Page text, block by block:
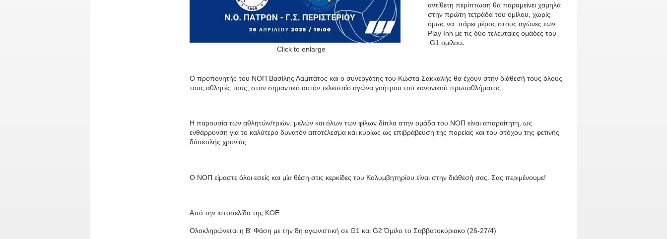
Click to enlarge
αντίθετη περίπτωση θα παραμείνει χαμηλά
στην πρώτη τετράδα του ομίλου, χωρίς
όμως να πάρει μέρος στους αγώνες των
Play Inn με τις δύο τελευταίες ομάδες του
G1 ομίλου.
Ο προπονητής του ΝΟΠ Βασίλης Λαμπάτος και ο συνεργάτης του Κώστα Σακκαλής θα έχουν στην διάθεσή τους όλους
τους αθλητές τους, στον σημαντικό αυτόν τελευταίο αγώνα γοήτρου του κανονικού πρωταθλήματος.
Η παρουσία των αθλητών/τριών, μελών και όλων των φίλων δίπλα στην ομάδα του ΝΟΠ είναι απαραίτητη, ως
ενθάρρυνση για το καλύτερο δυνατόν αποτέλεσμα και κυρίως ως επιβράβευση της πορείας και του στόχου της φετινής
δύσκολής χρονιάς.
Ο ΝΟΠ είμαστε όλοι εσείς και μία θέση στις κερκίδες του Κολυμβητηρίου είναι στην διάθεσή σας. Σας περιμένουμε!
Από την ιστοσελίδα της ΚΟΕ :
Ολοκληρώνεται η Β' Φάση με την 8η αγωνιστική σε G1 και G2 Όμιλο το Σαββατοκύριακο (26-27/4)